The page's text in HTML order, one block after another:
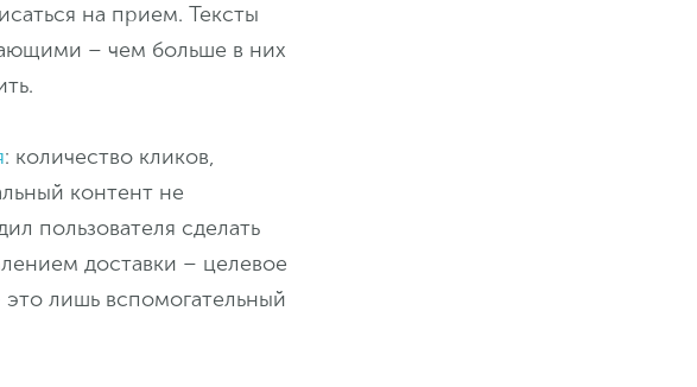
на прием. Тексты
– чем больше в них
: количество кликов,
контент не
пользователя сделать
доставки – целевое
лишь вспомогательный